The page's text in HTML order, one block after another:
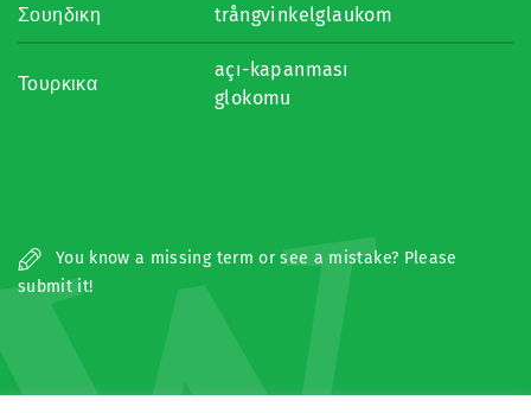
Σουηδικη trångvinkelglaukom
Τουρκικα
açı-kapanması
glokomu
You know a missing term or see a mistake? Please
submit it!